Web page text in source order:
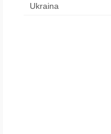
Ukraina